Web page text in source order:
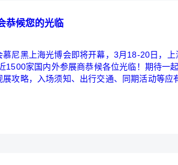
恭候您的光临
尼黑上海光博会即将开幕，3月18-20日，上
1500家国内外参展商恭候各位光临！期待一
攻略，入场须知、出行交通、同期活动等应